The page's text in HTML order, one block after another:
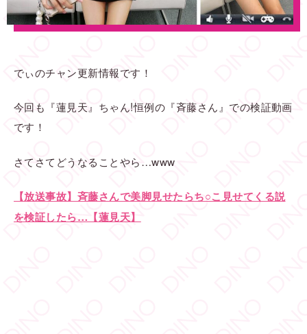
でぃのチャン更新情報です！
今回も『蓮見天』ちゃん!恒例の『斉藤さん』での検証動画
です！
さてさてどうなることやら…www
【放送事故】斉藤さんで美脚見せたらち○こ見せてくる説
を検証したら…【蓮見天】